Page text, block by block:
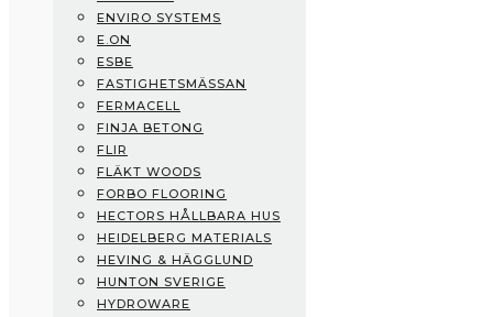
EnReduce
Enviro Systems
E.ON
ESBE
Fastighetsmässan
Fermacell
Finja Betong
Flir
Fläkt Woods
Forbo Flooring
Hectors Hållbara Hus
Heidelberg Materials
Heving & Hägglund
Hunton Sverige
ENVIRO SYSTEMS
E.ON
ESBE
FASTIGHETSMÄSSAN
FERMACELL
FINJA BETONG
FLIR
FLÄKT WOODS
FORBO FLOORING
HECTORS HÅLLBARA HUS
HEIDELBERG MATERIALS
HEVING & HÄGGLUND
HUNTON SVERIGE
HYDROWARE